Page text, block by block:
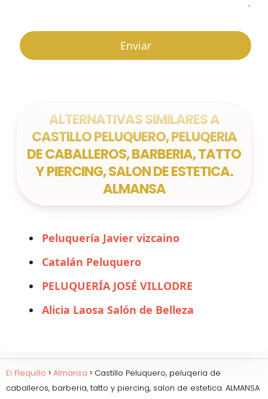
ALTERNATIVAS SIMILARES A
CASTILLO PELUQUERO, PELUQERIA
DE CABALLEROS, BARBERIA, TATTO
Y PIERCING, SALON DE ESTETICA.
ALMANSA
Peluquería Javier vizcaino
Catalán Peluquero
PELUQUERÍA JOSÉ VILLODRE
Alicia Laosa Salón de Belleza
El Flequillo Almansa
Castillo Peluquero, peluqeria de
caballeros, barberia, tatto y piercing, salon de estetica. ALMANSA